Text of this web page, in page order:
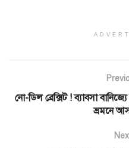
নো-ডিল ব্রেক্সিট ! ব্যাবসা
ভ্রমনে